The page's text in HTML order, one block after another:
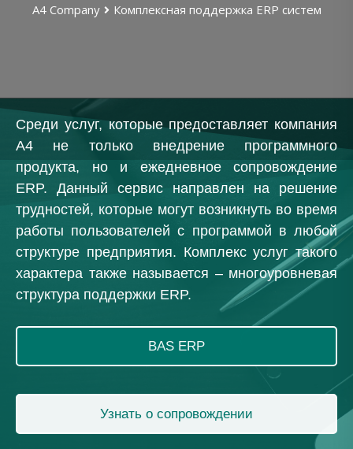
А4 Company Комплексная поддержка ERP систем
Среди услуг, которые предоставляет компания
А4 не только внедрение программного
продукта, но и ежедневное сопровождение
ERP. Данный сервис направлен на решение
трудностей, которые могут возникнуть во время
работы пользователей с программой в любой
структуре предприятия. Комплекс услуг такого
характера также называется – многоуровневая
структура поддержки ERP.
BAS ERP
Узнать о сопровождении